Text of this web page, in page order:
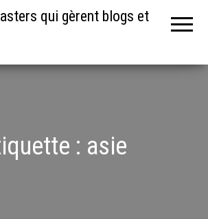
qui gèrent blogs et
: asie